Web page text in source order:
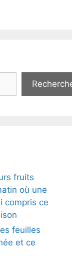
fruits
où une
compris ce
feuilles
et ce